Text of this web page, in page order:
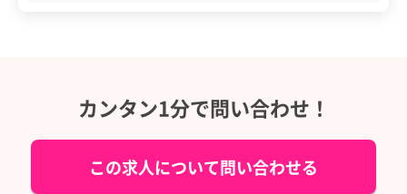
カンタン1分で問い合わせ！
この求人について問い合わせる